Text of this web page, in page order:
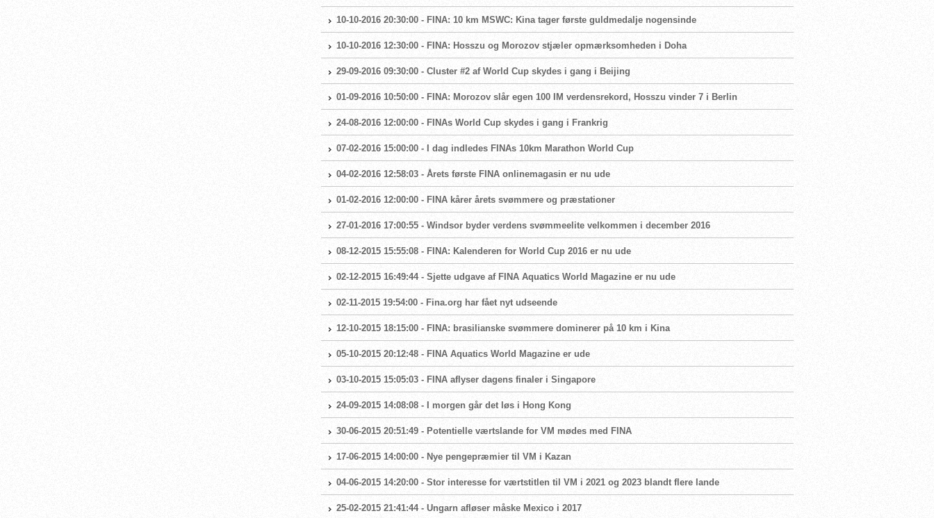
10-10-2016 20:30:00 - FINA: 10 km MSWC: Kina tager første guldmedalje nogensinde
10-10-2016 12:30:00 - FINA: Hosszu og Morozov stjæler opmærksomheden i Doha
29-09-2016 09:30:00 - Cluster #2 af World Cup skydes i gang i Beijing
01-09-2016 10:50:00 - FINA: Morozov slår egen 100 IM verdensrekord, Hosszu vinder 7 i Berlin
24-08-2016 12:00:00 - FINAs World Cup skydes i gang i Frankrig
07-02-2016 15:00:00 - I dag indledes FINAs 10km Marathon World Cup
04-02-2016 12:58:03 - Årets første FINA onlinemagasin er nu ude
01-02-2016 12:00:00 - FINA kårer årets svømmere og præstationer
27-01-2016 17:00:55 - Windsor byder verdens svømmeelite velkommen i december 2016
08-12-2015 15:55:08 - FINA: Kalenderen for World Cup 2016 er nu ude
02-12-2015 16:49:44 - Sjette udgave af FINA Aquatics World Magazine er nu ude
02-11-2015 19:54:00 - Fina.org har fået nyt udseende
12-10-2015 18:15:00 - FINA: brasilianske svømmere dominerer på 10 km i Kina
05-10-2015 20:12:48 - FINA Aquatics World Magazine er ude
03-10-2015 15:05:03 - FINA aflyser dagens finaler i Singapore
24-09-2015 14:08:08 - I morgen går det løs i Hong Kong
30-06-2015 20:51:49 - Potentielle værtslande for VM mødes med FINA
17-06-2015 14:00:00 - Nye pengepræmier til VM i Kazan
04-06-2015 14:20:00 - Stor interesse for værtstitlen til VM i 2021 og 2023 blandt flere lande
25-02-2015 21:41:44 - Ungarn afløser måske Mexico i 2017